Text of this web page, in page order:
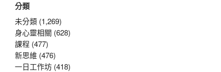
鍵
字:
分類
未分類 (1,269)
身心靈相關 (628)
課程 (477)
新思維 (476)
一日工作坊 (418)